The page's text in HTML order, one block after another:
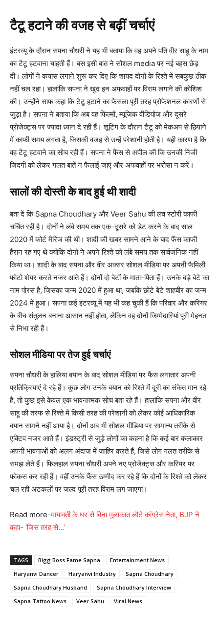
टैटू हटाने की वजह से बढ़ीं चर्चाएं
इंटरव्यू के दौरान सपना चौधरी ने यह भी बताया कि वह अपने पति वीर साहू के नाम
का टैटू हटवाना चाहती हैं। बस इसी बात ने सोशल media पर नई बहस छेड़
दी। लोगों ने कयास लगाने शुरू कर दिए कि शायद दोनों के रिश्ते में सबकुछ ठीक
नहीं चल रहा। हालांकि सपना ने खुद इन अफवाहों पर विराम लगाने की कोशिश
की। उन्होंने साफ कहा कि टैटू हटाने का फैसला पूरी तरह प्रोफेशनल कारणों से
जुड़ा है। सपना ने बताया कि अब वह फिल्मों, म्यूजिक वीडियोज और दूसरे
प्रोजेक्ट्स पर ज्यादा ध्यान दे रही हैं। शूटिंग के दौरान टैटू को मेकअप से छिपाने
में काफी समय लगता है, जिसकी वजह से उन्हें परेशानी होती है। यही कारण है कि
वह टैटू हटवाने का सोच रही हैं। सपना ने फैंस से अपील की कि उनकी निजी
जिंदगी को लेकर गलत बातें न फैलाई जाएं और अफवाहों पर भरोसा न करें।
सालों की दोस्ती के बाद हुई थी शादी
बता दें कि Sapna Choudhary और Veer Sahu की लव स्टोरी काफी
चर्चित रही है। दोनों ने लंबे समय तक एक-दूसरे को डेट करने के बाद साल
2020 में कोर्ट मैरिज की थी। शादी की खबर सामने आने के बाद फैंस काफी
हैरान रह गए थे क्योंकि दोनों ने अपने रिश्ते को लंबे समय तक सार्वजनिक नहीं
किया था। शादी के बाद सपना और वीर अक्सर सोशल मीडिया पर अपनी फैमिली
फोटो शेयर करते नजर आते हैं। दोनों दो बेटों के माता-पिता हैं। उनके बड़े बेटे का
नाम पोरस है, जिसका जन्म 2020 में हुआ था, जबकि छोटे बेटे शाहबीर का जन्म
2024 में हुआ। सपना कई इंटरव्यू में यह भी कह चुकी हैं कि परिवार और करियर
के बीच संतुलन बनाना आसान नहीं होता, लेकिन वह दोनों जिम्मेदारियां पूरी मेहनत
से निभा रही हैं।
सोशल मीडिया पर तेज हुई चर्चाएं
सपना चौधरी के हालिया बयान के बाद सोशल मीडिया पर फैंस लगातार अपनी
प्रतिक्रियाएं दे रहे हैं। कुछ लोग उनके बयान को रिश्ते में दूरी का संकेत मान रहे
हैं, तो कुछ इसे केवल एक भावनात्मक सोच बता रहे हैं। हालांकि सपना और वीर
साहू की तरफ से रिश्ते में किसी तरह की परेशानी को लेकर कोई आधिकारिक
बयान सामने नहीं आया है। दोनों अब भी सोशल मीडिया पर सामान्य तरीके से
एक्टिव नजर आते हैं। इंडस्ट्री से जुड़े लोगों का कहना है कि कई बार कलाकार
अपनी भावनाओं को अलग अंदाज में जाहिर करते हैं, जिसे लोग गलत तरीके से
समझ लेते हैं। फिलहाल सपना चौधरी अपने नए प्रोजेक्ट्स और करियर पर
फोकस कर रही हैं। वहीं उनके फैंस उम्मीद कर रहे हैं कि दोनों के रिश्ते को लेकर
चल रही अटकलों पर जल्द पूरी तरह विराम लग जाएगा।
Read more-मायावती के घर से बिना मुलाकात लौटे कांग्रेस नेता, BJP ने
कहा- ‘जिस तरह से…’
TAGS Bigg Boss Fame Sapna
Entertainment News
Haryanvi Dancer
Haryanvi Industry
Sapna Choudhary
Sapna Choudhary Husband
Sapna Choudhary Interview
Sapna Tattoo News
Veer Sahu Viral News